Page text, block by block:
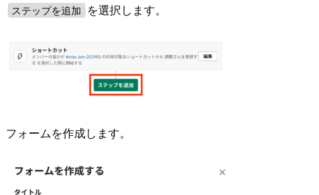
ステップを追加 を選択します。
フォームを作成します。